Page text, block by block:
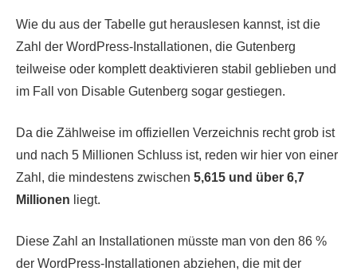
Wie du aus der Tabelle gut herauslesen kannst, ist die
Zahl der WordPress-Installationen, die Gutenberg
teilweise oder komplett deaktivieren stabil geblieben und
im Fall von Disable Gutenberg sogar gestiegen.
Da die Zählweise im offiziellen Verzeichnis recht grob ist
und nach 5 Millionen Schluss ist, reden wir hier von einer
Zahl, die mindestens zwischen 5,615 und über 6,7
Millionen liegt.
Diese Zahl an Installationen müsste man von den 86 %
der WordPress-Installationen abziehen, die mit der